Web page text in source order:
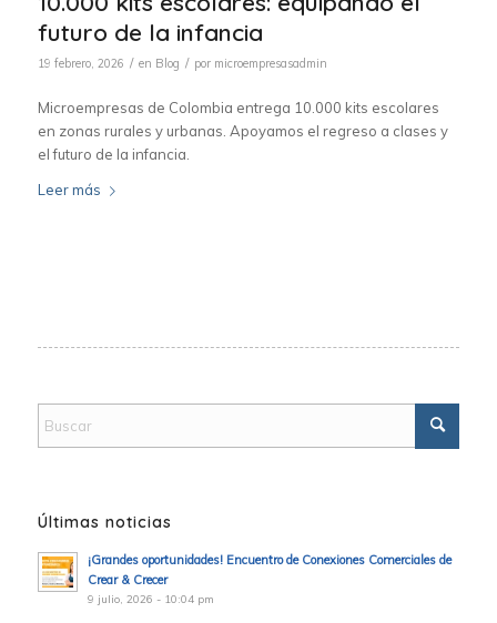
futuro de la infancia
19 febrero, 2026 / en Blog / por microempresasadmin
Microempresas de Colombia entrega 10.000 kits escolares
en zonas rurales y urbanas. Apoyamos el regreso a clases y
el futuro de la infancia.
Leer más
Últimas noticias
¡Grandes oportunidades! Encuentro de Conexiones Comerciales de
Crear & Crecer
9 julio, 2026 - 10:04 pm